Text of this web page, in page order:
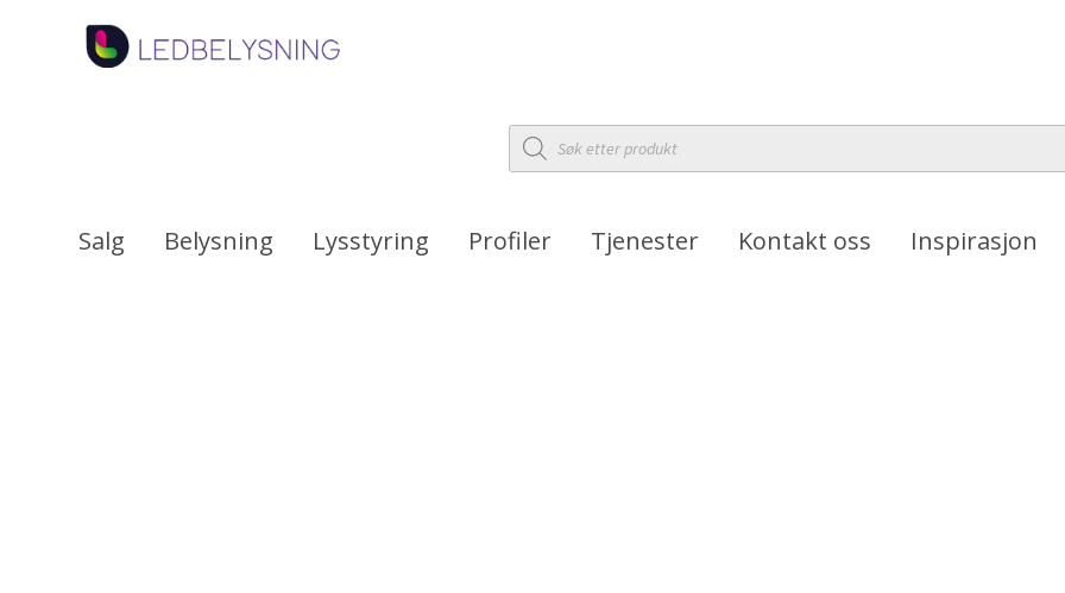
Hopp
til
Hopp
til
Products
search
Salg Belysning Lysstyring Profiler Tjenester Kontakt oss Inspirasjon